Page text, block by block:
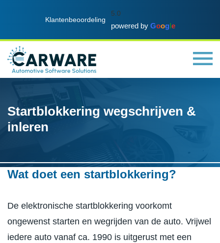
Klantenbeoordeling
5.0
powered by Google
Startblokkering wegschrijven &
inleren
Wat doet een startblokkering?
De elektronische startblokkering voorkomt
ongewenst starten en wegrijden van de auto. Vrijwel
iedere auto vanaf ca. 1990 is uitgerust met een